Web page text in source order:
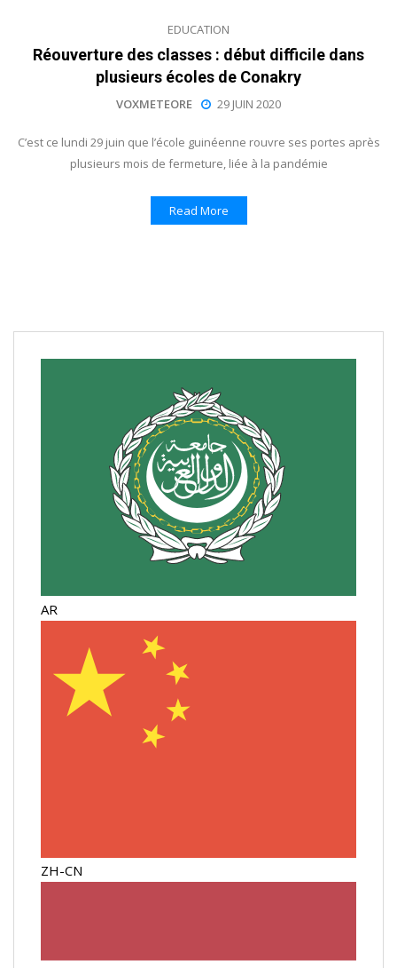
EDUCATION
Réouverture des classes : début difficile dans
plusieurs écoles de Conakry
VOXMETEORE 29 JUIN 2020
C’est ce lundi 29 juin que l’école guinéenne rouvre ses portes après
plusieurs mois de fermeture, liée à la pandémie
Read More
AR
ZH-CN